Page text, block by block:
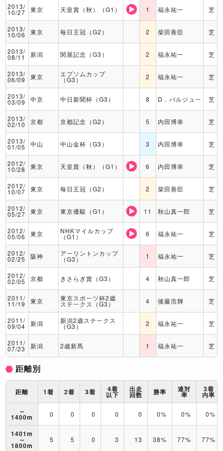
2013/
10/27 東京 天皇賞（秋）（G1） 1 福永祐一 芝
2013/
10/06 東京 毎日王冠（G2） 2 柴田善臣 芝
2013/
08/11 新潟 関屋記念（G3） 2 福永祐一 芝
2013/
06/09 東京 エプソムカップ
（G3） 2 福永祐一 芝
2013/
03/09 中京 中日新聞杯（G3） 8 D．バルジュー 芝
2013/
02/10 京都 京都記念（G2） 5 内田博幸 芝
2013/
01/05 中山 中山金杯（G3） 3 内田博幸 芝
2012/
10/28 東京 天皇賞（秋）（G1） 6 内田博幸 芝
2012/
10/07 東京 毎日王冠（G2） 2 柴田善臣 芝
2012/
05/27 東京 東京優駿（G1） 11 秋山真一郎 芝
2012/
05/06 東京 NHKマイルカップ
（G1） 6 福永祐一 芝
2012/
02/25 阪神 アーリントンカップ
（G3） 1 福永祐一 芝
2012/
02/05 京都 きさらぎ賞（G3） 4 秋山真一郎 芝
2011/
11/19 東京 東京スポーツ杯2歳
ステークス（G3） 4 後藤浩輝 芝
2011/
09/04 新潟 新潟2歳ステークス
（G3） 2 福永祐一 芝
2011/
07/23 新潟 2歳新馬 1 福永祐一 芝
距離別
距離 1着 2着 3着 4着
以下
出走
回数 勝率 連対
率
3着
内率
～
1400m 0 0 0 0 0 0% 0% 0%
1401m
～
1800m
5 5 0 3 13 38% 77% 77%